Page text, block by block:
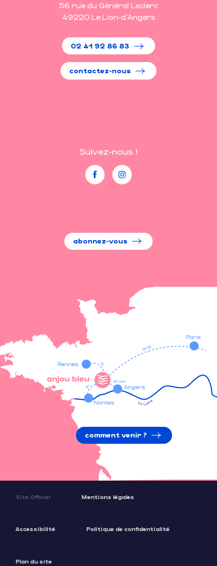
56 rue du Général Leclerc
49220 Le Lion-d'Angers
02 41 92 86 83
contactez-nous
Suivez-nous !
abonnez-vous
comment venir ?
Site Officiel Mentions légales
Accessibilité Politique de confidentialité
Plan du site